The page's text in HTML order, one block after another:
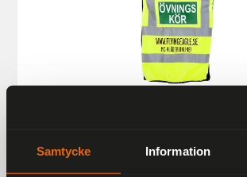
Samtycke Information
187 kr
249 kr